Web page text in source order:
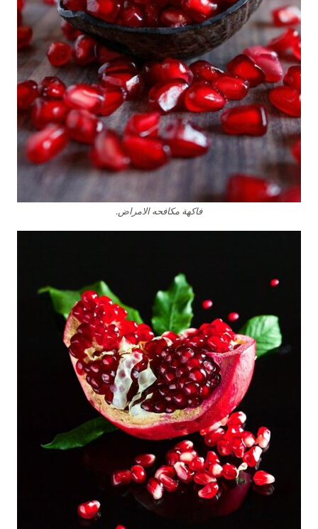
فاكهة مكافحه الامراض.